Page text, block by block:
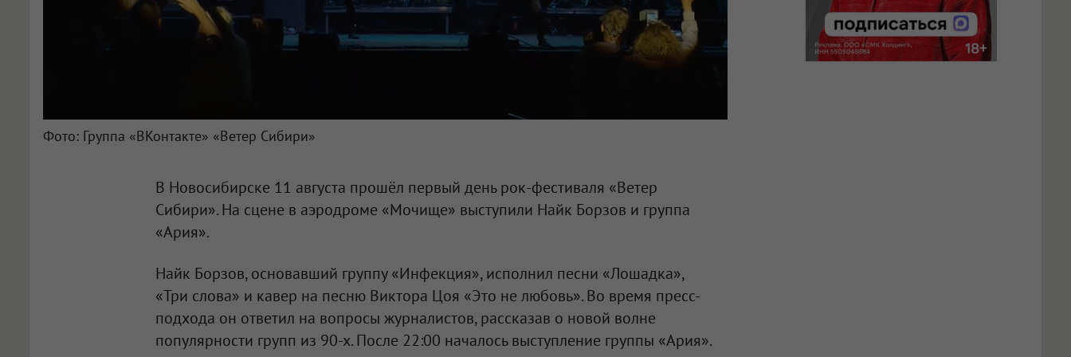
Фото: Группа «ВКонтакте» «Ветер Сибири»
В Новосибирске 11 августа прошёл первый день рок-фестиваля «Ветер
Сибири». На сцене в аэродроме «Мочище» выступили Найк Борзов и группа
«Ария».
Найк Борзов, основавший группу «Инфекция», исполнил песни «Лошадка»,
«Три слова» и кавер на песню Виктора Цоя «Это не любовь». Во время пресс-
подхода он ответил на вопросы журналистов, рассказав о новой волне
популярности групп из 90-х. После 22:00 началось выступление группы «Ария».